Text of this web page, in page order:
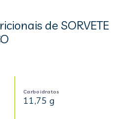
de SORVETE
Carboidratos
11,75 g